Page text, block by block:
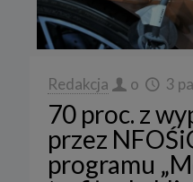
Redakcja o 3
70 proc. z
przez
programu